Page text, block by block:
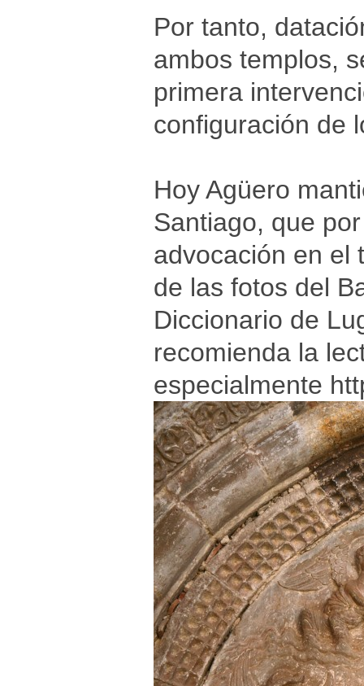
Por tanto,
ambos templos,
primera
configuración de
Hoy Agüero
Santiago, que
advocación en el
de las fotos del
Diccionario de
recomienda la
especialmente